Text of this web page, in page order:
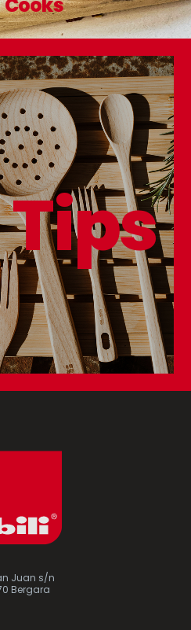
Juan s/n
Bergara